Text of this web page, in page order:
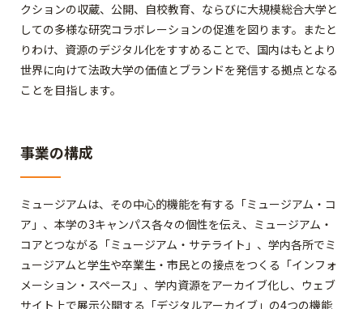
クションの収蔵、公開、自校教育、ならびに大規模総合大学と
しての多様な研究コラボレーションの促進を図ります。またと
りわけ、資源のデジタル化をすすめることで、国内はもとより
世界に向けて法政大学の価値とブランドを発信する拠点となる
ことを目指します。
事業の構成
ミュージアムは、その中心的機能を有する「ミュージアム・コ
ア」、本学の3キャンパス各々の個性を伝え、ミュージアム・
コアとつながる「ミュージアム・サテライト」、学内各所でミ
ュージアムと学生や卒業生・市民との接点をつくる「インフォ
メーション・スペース」、学内資源をアーカイブ化し、ウェブ
サイト上で展示公開する「デジタルアーカイブ」の4つの機能